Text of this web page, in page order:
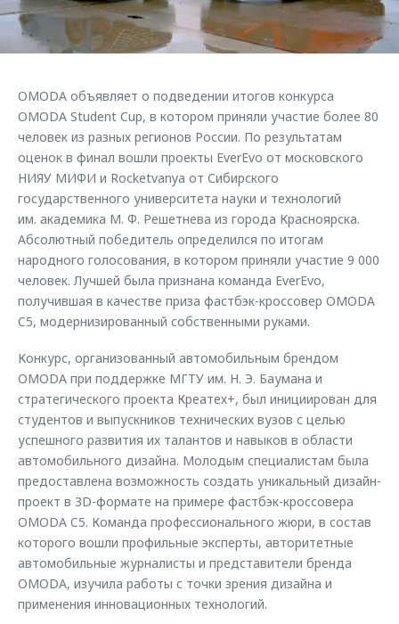
Страхование
Кредитный калькулятор
Одежда и сувениры
Оригинальные аксессуары
Запчасти
Трейд-ин
Калькулятор трейд-ин
Клиентская поддержка
O&J Автоклуб
Приложение O&J
Аксессуары
Одежда и сувениры
Оригинальные аксессуары
Запчасти
Обратная связь
OMODA объявляет о подведении итогов конкурса
OMODA Student Cup, в котором приняли участие более 80
человек из разных регионов России. По результатам
оценок в финал вошли проекты EverEvo от московского
НИЯУ МИФИ и Rocketvanya от Сибирского
государственного университета науки и технологий
им. академика М. Ф. Решетнева из города Красноярска.
Абсолютный победитель определился по итогам
народного голосования, в котором приняли участие 9 000
человек. Лучшей была признана команда EverEvo,
получившая в качестве приза фастбэк-кроссовер OMODA
C5, модернизированный собственными руками.
Конкурс, организованный автомобильным брендом
OMODA при поддержке МГТУ им. Н. Э. Баумана и
стратегического проекта Креатех+, был инициирован для
студентов и выпускников технических вузов с целью
успешного развития их талантов и навыков в области
автомобильного дизайна. Молодым специалистам была
предоставлена возможность создать уникальный дизайн-
проект в 3D-формате на примере фастбэк-кроссовера
OMODA C5. Команда профессионального жюри, в состав
которого вошли профильные эксперты, авторитетные
автомобильные журналисты и представители бренда
OMODA, изучила работы с точки зрения дизайна и
применения инновационных технологий.